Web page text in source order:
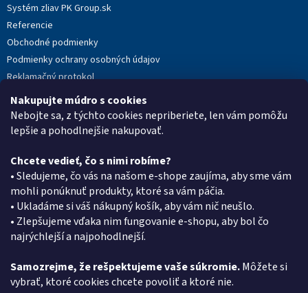
Nakupujte múdro s cookies
Nebojte sa, z týchto cookies nepriberiete, len vám pomôžu
lepšie a pohodlnejšie nakupovať.
Chcete vedieť, čo s nimi robíme?
• Sledujeme, čo vás na našom e-shope zaujíma, aby sme vám
mohli ponúknuť produkty, ktoré sa vám páčia.
• Ukladáme si váš nákupný košík, aby vám nič neušlo.
• Zlepšujeme vďaka nim fungovanie e-shopu, aby bol čo
najrýchlejší a najpohodlnejší.
Samozrejme, že rešpektujeme vaše súkromie.Môžete si
vybrať, ktoré cookies chcete povoliť a ktoré nie.
Systém zliav PK Group.sk
Referencie
Obchodné podmienky
Podmienky ochrany osobných údajov
Reklamačný protokol
Novinky
Moja objednávka
Kontakt
eshop@pkgroup.sk
+420739079933
+420734621131
Vyhľadávanie